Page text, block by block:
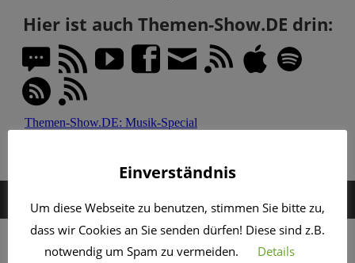
Hier ist auch Themen-Show.DE drin:
MENÜ
SCHLAGWORT:MAKER
Einverständnis
Um diese Webseite zu benutzen, stimmen Sie bitte zu,
dass wir Cookies an Sie senden dürfen! Diese sind z.B.
notwendig um Spam zu vermeiden.
Details